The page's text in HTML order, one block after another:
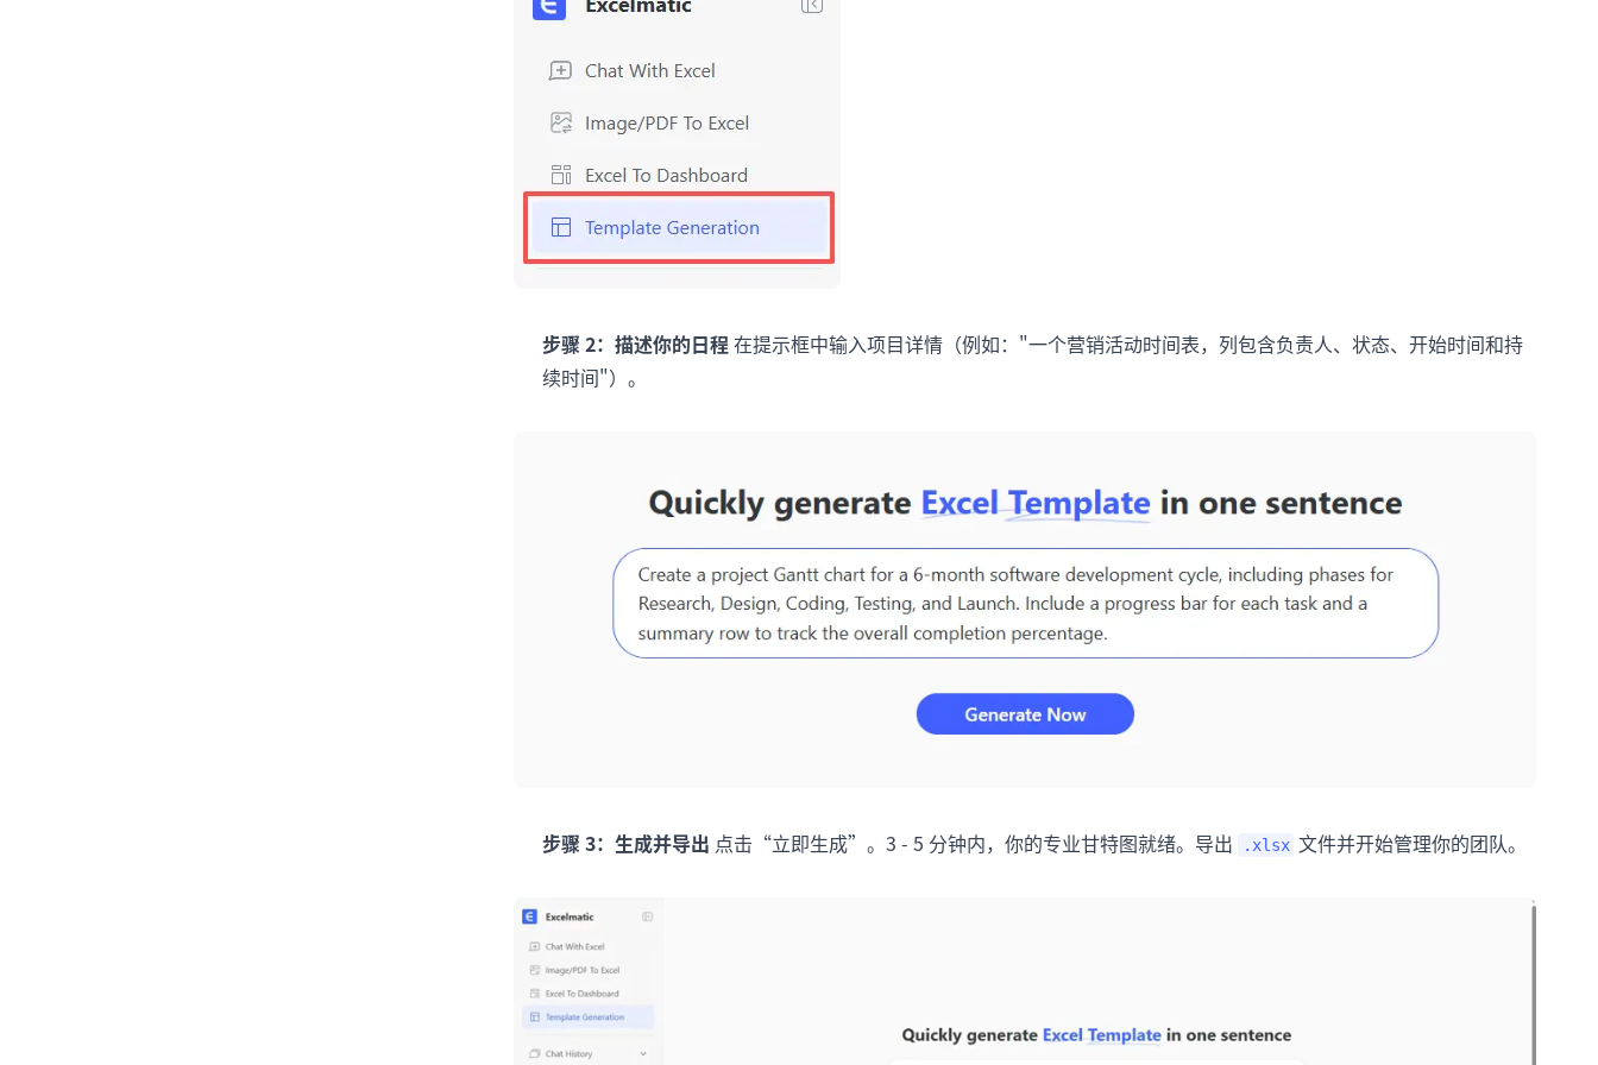
步骤 2：描述你的日程在提示框中输入项目详情（例如："一个营销活动时间表，列包含负责人、状态、开始时间和持
续时间"）。
步骤 3：生成并导出 点击“立即生成”。3 - 5 分钟内，你的专业甘特图就绪。导出 .xlsx 文件并开始管理你的团队。